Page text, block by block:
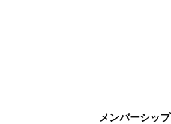
メンバーシップ